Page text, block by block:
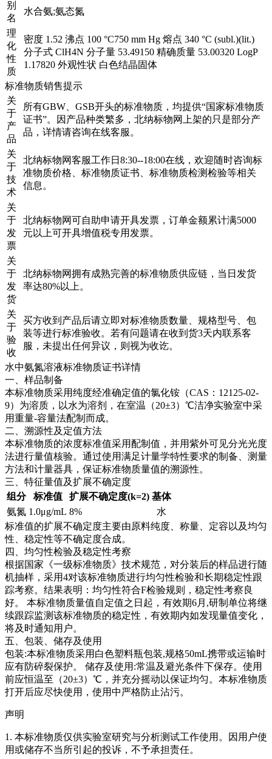
别
名
水合氨;氨态氮
理
化
性
质
密度 1.52 沸点 100 °C750 mm Hg 熔点 340 °C (subl.)(lit.)
分子式 ClH4N 分子量 53.49150 精确质量 53.00320 LogP
1.17820 外观性状 白色结晶固体
标准物质销售提示
关
于
产
品
所有GBW、GSB开头的标准物质，均提供“国家标准物质
证书”。因产品种类繁多，北纳标物网上架的只是部分产
品，详情请咨询在线客服。
关
于
技
术
北纳标物网客服工作日8:30--18:00在线，欢迎随时咨询标
准物质价格、标准物质证书、标准物质检测检验等相关
信息。
关
于
发
票
北纳标物网可自助申请开具发票，订单金额累计满5000
元以上可开具增值税专用发票。
关
于
发
货
北纳标物网拥有成熟完善的标准物质供应链，当日发货
率达80%以上。
关
于
验
收
买方收到产品后请立即对标准物质数量、规格型号、包
装等进行标准验收。若有问题请在收到货3天内联系客
服，未提出任何异议，则视为收讫。
水中氨氮溶液标准物质证书详情
一、样品制备
本标准物质采用纯度经准确定值的氯化铵（CAS：12125-02-
9）为溶质，以水为溶剂，在室温（20±3）℃洁净实验室中采
用重量-容量法配制而成。
二、溯源性及定值方法
本标准物质的浓度标准值采用配制值，并用紫外可见分光光度
法进行量值核验。通过使用满足计量学特性要求的制备、测量
方法和计量器具，保证标准物质量值的溯源性。
三、特征量值及扩展不确定度
组分
标准值 扩展不确定度(k=2) 基体
氨氮 1.0μg/mL 8%
水
标准值的扩展不确定度主要由原料纯度、称量、定容以及均匀
性、稳定性等不确定度合成。
四、均匀性检验及稳定性考察
根据国家《一级标准物质》技术规范，对分装后的样品进行随
机抽样，采用4对该标准物质进行均匀性检验和长期稳定性跟
踪考察。结果表明：均匀性符合F检验规则，稳定性考察良
好。 本标准物质量值自定值之日起，有效期6月,研制单位将继
续跟踪监测该标准物质的稳定性，有效期内如发现量值变化，
将及时通知用户。
五、包装、储存及使用
包装:本标准物质采用白色塑料瓶包装,规格50mL携带或运输时
应有防碎裂保护。 储存及使用:常温及避光条件下保存。使用
前应恒温至（20±3）℃，并充分摇动以保证均匀。本标准物质
打开后应尽快使用，使用中严格防止沾污。
声明
1. 本标准物质仅供实验室研究与分析测试工作使用。因用户使
用或储存不当所引起的投诉，不予承担责任。